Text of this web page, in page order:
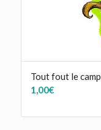
Tout fout le camp
1,00€